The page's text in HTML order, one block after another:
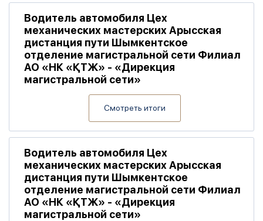
Водитель автомобиля Цех
механических мастерских Арысская
дистанция пути Шымкентское
отделение магистральной сети Филиал
АО «НК «ҚТЖ» - «Дирекция
магистральной сети»
Смотреть итоги
Водитель автомобиля Цех
механических мастерских Арысская
дистанция пути Шымкентское
отделение магистральной сети Филиал
АО «НК «ҚТЖ» - «Дирекция
магистральной сети»